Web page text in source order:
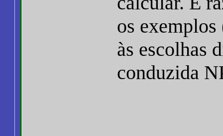
os
às escolhas
conduzida